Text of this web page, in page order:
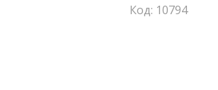
Код: 10794